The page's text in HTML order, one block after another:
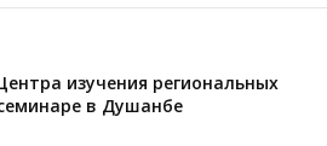
изучения региональных
в Душанбе